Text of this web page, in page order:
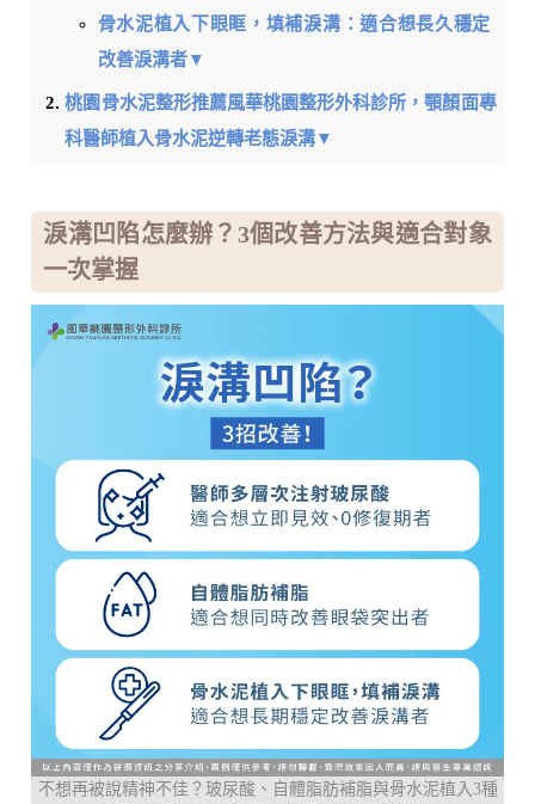
骨水泥植入下眼眶，填補淚溝：適合想長久穩定
改善淚溝者▼
桃園骨水泥整形推薦風華桃園整形外科診所，顎顏面專
科醫師植入骨水泥逆轉老態淚溝▼
淚溝凹陷怎麼辦？3個改善方法與適合對象
一次掌握
不想再被說精神不佳？玻尿酸、自體脂肪補脂與骨水泥植入3種